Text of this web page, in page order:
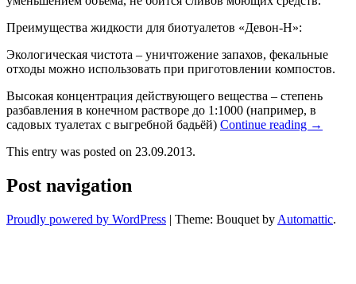
Преимущества жидкости для биотуалетов «Девон-Н»:
Экологическая чистота – уничтожение запахов, фекальные
отходы можно использовать при приготовлении компостов.
Высокая концентрация действующего вещества – степень
разбавления в конечном растворе до 1:1000 (например, в
садовых туалетах с выгребной бадьёй) Continue reading →
This entry was posted on 23.09.2013.
Post navigation
Proudly powered by WordPress | Theme: Bouquet by Automattic.